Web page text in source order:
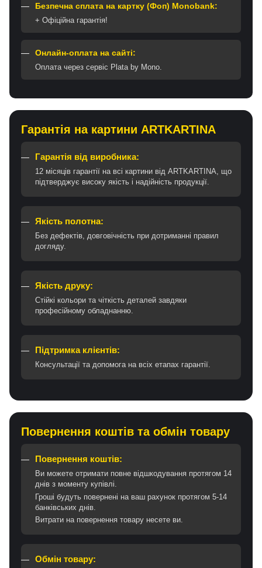
Безпечна сплата на картку (Фоп) Monobank:
+ Офіційна гарантія!
Онлайн-оплата на сайті:
Оплата через сервіс Plata by Mono.
Гарантія на картини ARTKARTINA
Гарантія від виробника:
12 місяців гарантії на всі картини від ARTKARTINA, що
підтверджує високу якість і надійність продукції.
Якість полотна:
Без дефектів, довговічність при дотриманні правил
догляду.
Якість друку:
Стійкі кольори та чіткість деталей завдяки
професійному обладнанню.
Підтримка клієнтів:
Консультації та допомога на всіх етапах гарантії.
Повернення коштів та обмін товару
Повернення коштів:
Ви можете отримати повне відшкодування протягом 14
днів з моменту купівлі.
Гроші будуть повернені на ваш рахунок протягом 5-14
банківських днів.
Витрати на повернення товару несете ви.
Обмін товару: